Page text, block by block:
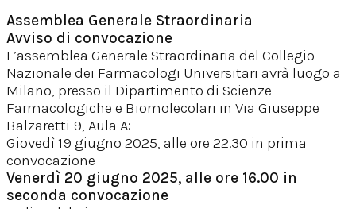
Assemblea Generale Straordinaria
Avviso di convocazione
L’assemblea Generale Straordinaria del Collegio
Nazionale dei Farmacologi Universitari avrà luogo a
Milano, presso il Dipartimento di Scienze
Farmacologiche e Biomolecolari in Via Giuseppe
Balzaretti 9, Aula A:
Giovedì 19 giugno 2025, alle ore 22.30 in prima
convocazione
Venerdì 20 giugno 2025, alle ore 16.00 in
seconda convocazione